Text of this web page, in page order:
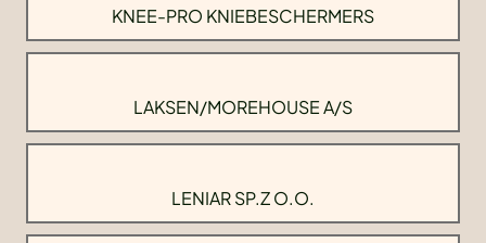
KNEE-PRO KNIEBESCHERMERS
LAKSEN/MOREHOUSE A/S
LENIAR SP.Z O.O.